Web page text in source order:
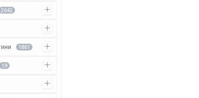
2642
1861
19